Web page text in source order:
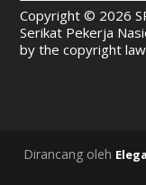
Copyright © 2026
Serikat Pekerja
by the copyright
Dirancang oleh